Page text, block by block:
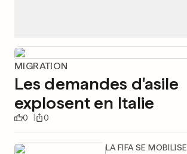
MIGRATION
Les demandes d'asile
explosent en Italie
0 0
LA FIFA SE MOBILISE